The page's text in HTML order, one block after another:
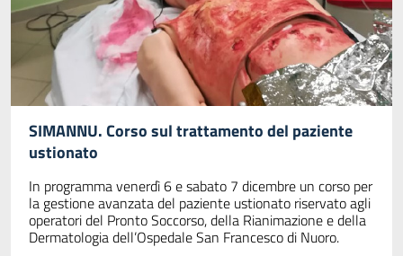
SIMANNU. Corso sul trattamento del paziente
ustionato
In programma venerdì 6 e sabato 7 dicembre un corso per
la gestione avanzata del paziente ustionato riservato agli
operatori del Pronto Soccorso, della Rianimazione e della
Dermatologia dell’Ospedale San Francesco di Nuoro.